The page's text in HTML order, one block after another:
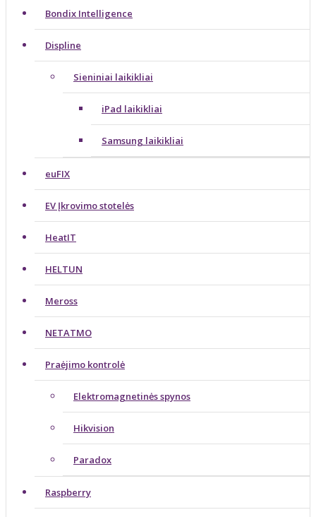
Bondix Intelligence
Displine
Sieniniai laikikliai
iPad laikikliai
Samsung laikikliai
euFIX
EV Įkrovimo stotelės
HeatIT
HELTUN
Meross
NETATMO
Praėjimo kontrolė
Elektromagnetinės spynos
Hikvision
Paradox
Raspberry